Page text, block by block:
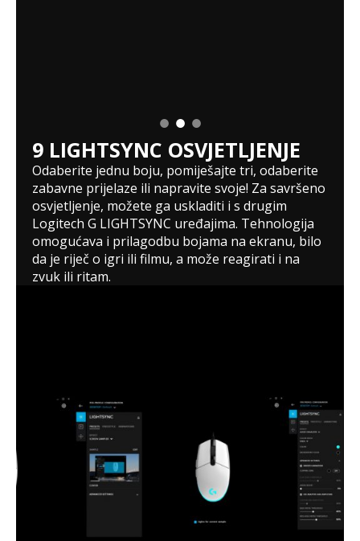
9 LIGHTSYNC OSVJETLJENJE
Odaberite jednu boju, pomiješajte tri, odaberite
zabavne prijelaze ili napravite svoje! Za savršeno
osvjetljenje, možete ga uskladiti i s drugim
Logitech G LIGHTSYNC uređajima. Tehnologija
omogućava i prilagodbu bojama na ekranu, bilo
da je riječ o igri ili filmu, a može reagirati i na
zvuk ili ritam.